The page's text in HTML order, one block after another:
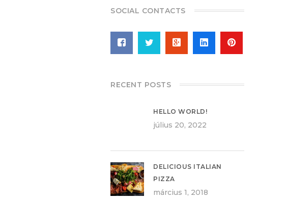
SOCIAL CONTACTS
RECENT POSTS
HELLO WORLD!
július 20, 2022
DELICIOUS ITALIAN
PIZZA
március 1, 2018